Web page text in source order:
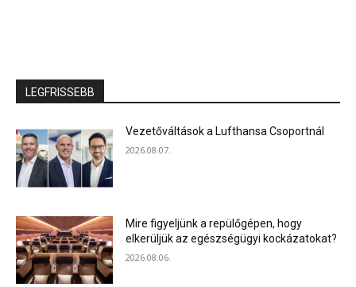
LEGFRISSEBB
Vezetőváltások a Lufthansa Csoportnál
2026.08.07.
Mire figyeljünk a repülőgépen, hogy
elkerüljük az egészségügyi kockázatokat?
2026.08.06.